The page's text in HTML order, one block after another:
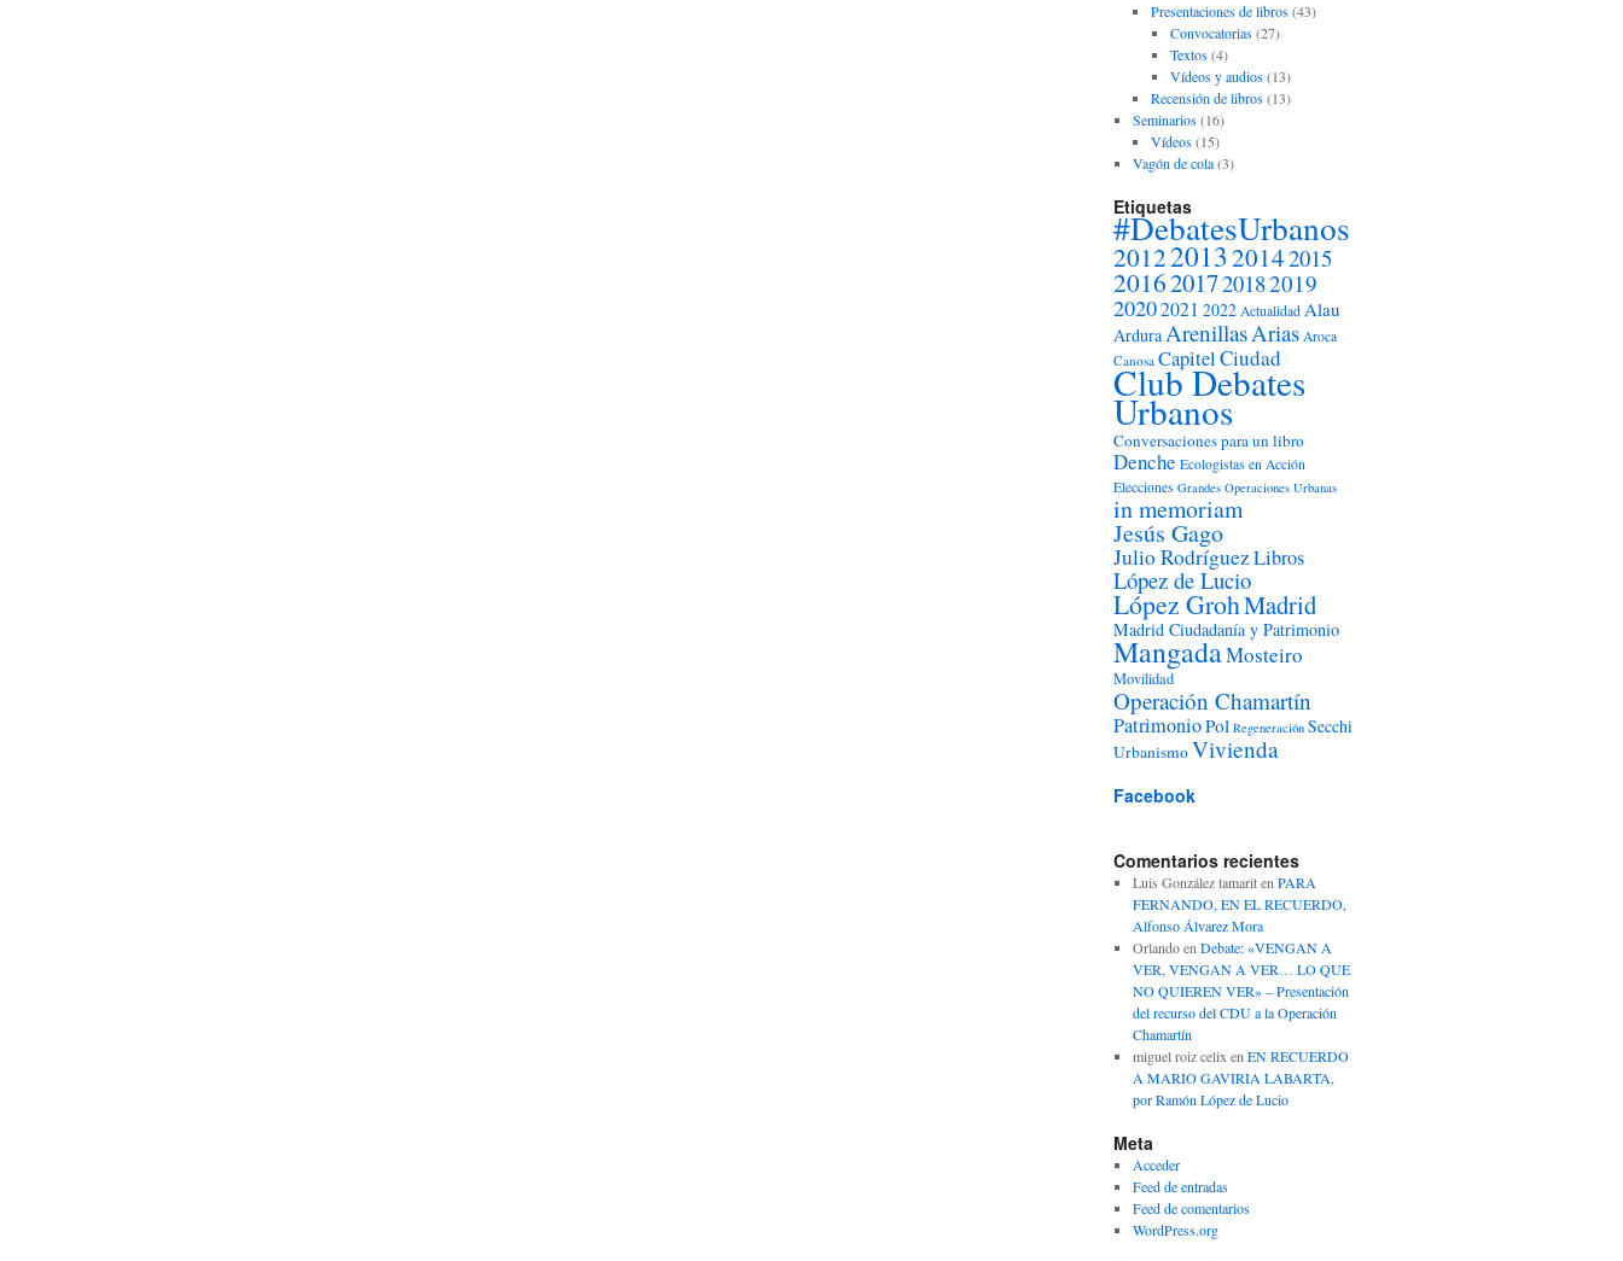
Presentaciones de libros(43)
Convocatorias(27)
Textos(4)
Vídeos y audios(13)
Recensión de libros(13)
Seminarios(16)
Vídeos(15)
Vagón de cola(3)
Etiquetas
#DebatesUrbanos
2012201320142015
2016201720182019
20202021 2022 Actualidad Alau
ArduraArenillasArias Aroca
Canosa CapitelCiudad
Club Debates
Urbanos
Conversaciones para un libro
Denche Ecologistas en Acción
Elecciones Grandes Operaciones Urbanas
in memoriam
Jesús Gago
Julio RodríguezLibros
López de Lucio
López GrohMadrid
Madrid Ciudadanía y Patrimonio
MangadaMosteiro
Movilidad
Operación Chamartín
PatrimonioPol Regeneración Secchi
UrbanismoVivienda
Facebook
Comentarios recientes
Luis González tamariten PARA
FERNANDO, EN EL RECUERDO,
Alfonso Álvarez Mora
Orlandoen Debate: «VENGAN A
VER, VENGAN A VER… LO QUE
NO QUIEREN VER» – Presentación
del recurso del CDU a la Operación
Chamartín
miguel roiz celix en EN RECUERDO
A MARIO GAVIRIA LABARTA,
por Ramón López de Lucio
Meta
Acceder
Feed de entradas
Feed de comentarios
WordPress.org